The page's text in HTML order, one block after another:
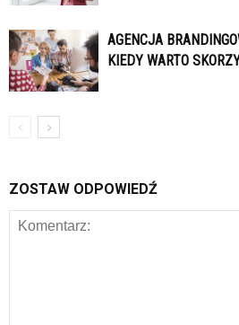
AGENCJA
KIEDY WARTO
ZOSTAW ODPOWIEDŹ